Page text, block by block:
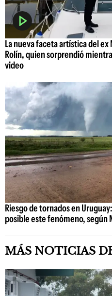
La nueva faceta artística del ex
Rolín, quien sorprendió
video
Riesgo de tornados en
posible este fenómeno, según
MÁS NOTICIAS